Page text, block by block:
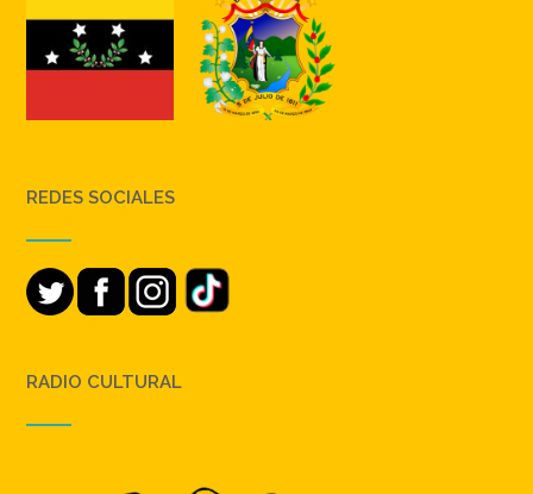
REDES SOCIALES
RADIO CULTURAL